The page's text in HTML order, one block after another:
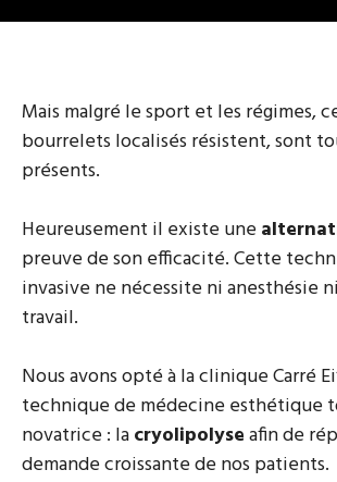
Mais malgré le sport et les régimes,
bourrelets localisés résistent, sont
présents.
Heureusement il existe une
preuve de son efficacité. Cette
invasive ne nécessite ni anesthésie
travail.
Nous avons opté à la clinique Carré
technique de médecine esthétique
novatrice : lacryolipolyseafin de
demande croissante de nos patients.